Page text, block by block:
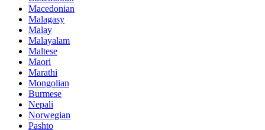
Macedonian
Malagasy
Malay
Malayalam
Maltese
Maori
Marathi
Mongolian
Burmese
Nepali
Norwegian
Pashto